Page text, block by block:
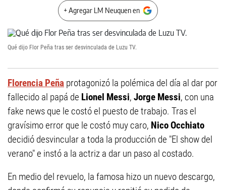
+ Agregar LM Neuquen en
Qué dijo Flor Peña tras ser desvinculada de Luzu TV.
Florencia Peña protagonizó la polémica del día al dar por
fallecido al papá de Lionel Messi, Jorge Messi, con una
fake news que le costó el puesto de trabajo. Tras el
gravísimo error que le costó muy caro, Nico Occhiato
decidió desvincular a toda la producción de "El show del
verano" e instó a la actriz a dar un paso al costado.
En medio del revuelo, la famosa hizo un nuevo descargo,